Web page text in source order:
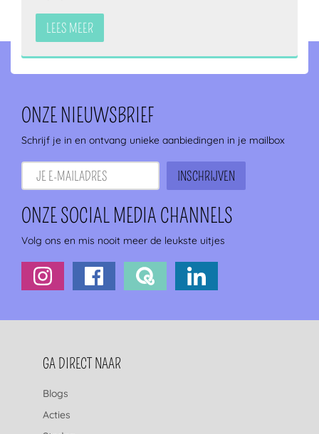
LEES MEER
ONZE NIEUWSBRIEF
Schrijf je in en ontvang unieke aanbiedingen in je mailbox
ONZE SOCIAL MEDIA CHANNELS
Volg ons en mis nooit meer de leukste uitjes
FOOTERNAVIGATIE
GA DIRECT NAAR
Blogs
Acties